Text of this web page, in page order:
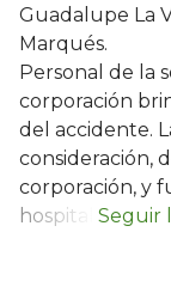
Guadalupe La
Marqués.
Personal de la
corporación
del accidente.
consideración,
corporación, y
hospital.